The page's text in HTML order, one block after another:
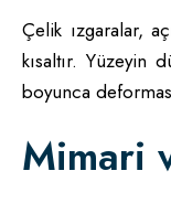
Çelik ızgaralar,
kısaltır. Yüzeyin
boyunca
Mimari